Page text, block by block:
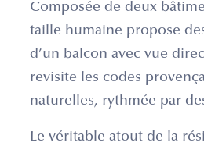
Composée de deux
taille humaine propose
d’un balcon avec vue
revisite les codes
naturelles, rythmée par
Le véritable atout de la